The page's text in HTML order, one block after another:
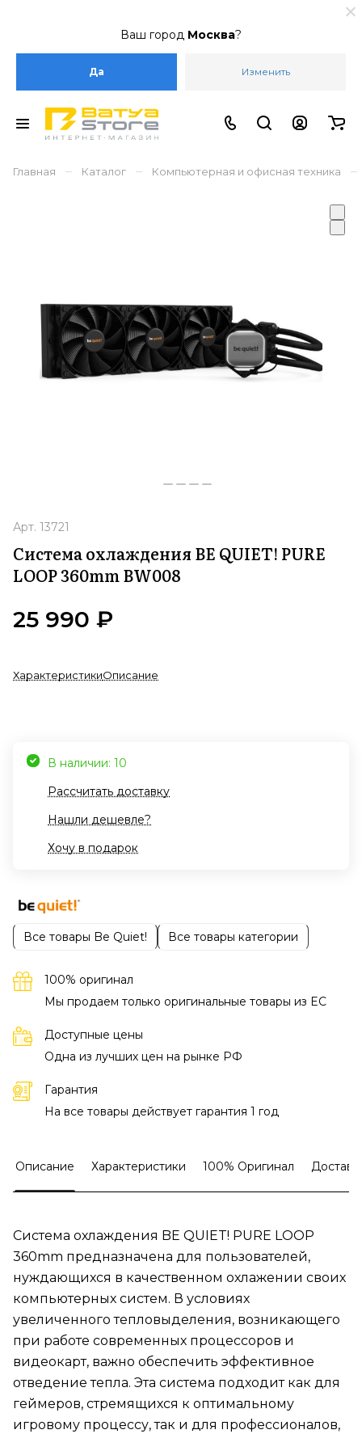
Ваш город Москва?
Да Изменить
Главная – Каталог – Компьютерная и офисная техника –
Арт. 13721
Система охлаждения BE QUIET! PURE
LOOP 360mm BW008
25 990 ₽
ХарактеристикиОписание
В наличии: 10
Рассчитать доставку
Нашли дешевле?
Хочу в подарок
Все товары Be Quiet! Все товары категории
100% оригинал
Мы продаем только оригинальные товары из EC
Доступные цены
Одна из лучших цен на рынке РФ
Гарантия
На все товары действует гарантия 1 год
Описание Характеристики 100% Оригинал
Система охлаждения BE QUIET! PURE LOOP
360mm предназначена для пользователей,
нуждающихся в качественном охлажении своих
компьютерных систем. В условиях
увеличенного тепловыделения, возникающего
при работе современных процессоров и
видеокарт, важно обеспечить эффективное
отведение тепла. Эта система подходит как для
геймеров, стремящихся к оптимальному
игровому процессу, так и для профессионалов,